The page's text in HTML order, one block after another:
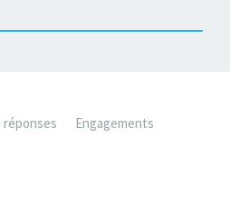
réponses Engagements